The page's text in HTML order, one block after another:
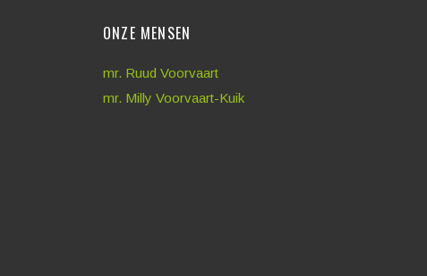
ONZE MENSEN
mr. Ruud Voorvaart
mr. Milly Voorvaart-Kuik